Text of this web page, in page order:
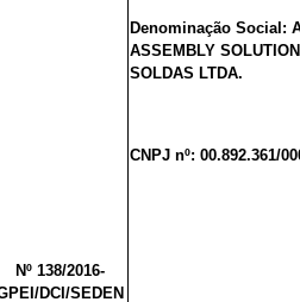
Nº 138/2016-
DCI/SEDEN
Denominação Social:
ASSEMBLY
SOLDAS LTDA.
CNPJ nº: 00.892.361/